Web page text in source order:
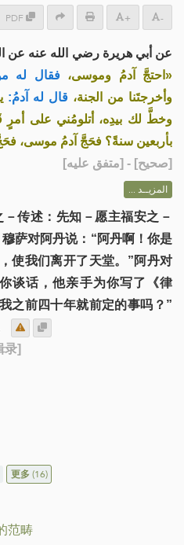
PDF + -
عن أبي هريرة رضي الله عنه عن
«احتجَّ آدمُ وموسى، فقال له
وأخرجتَنا من الجنة، قال له آدمُ:
وخطَّ لك بيدِه، أتلومُني على أمرٍ
بأربعين سنةً؟ فحَجَّ آدمُ موسى،
[صحيح] - [متفق عليه]
المزيــد ...
传述：先知－愿主福安之－
萨对阿丹说：“阿丹啊！你是
使我们离开了天堂。”阿丹对
谈话，他亲手为你写了《律
之前四十年就前定的事吗？”
录]
更多(16)
范畴